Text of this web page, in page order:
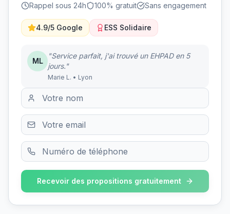
Rappel sous 24h 100% gratuit Sans engagement
4.9/5 Google ESS Solidaire
ML
"Service parfait, j'ai trouvé un EHPAD en 5
jours."
Marie L. • Lyon
Recevoir des propositions gratuitement